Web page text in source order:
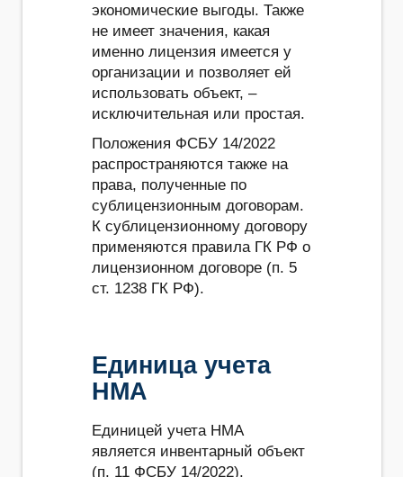
экономические выгоды. Также
не имеет значения, какая
именно лицензия имеется у
организации и позволяет ей
использовать объект, –
исключительная или простая.
Положения ФСБУ 14/2022
распространяются также на
права, полученные по
сублицензионным договорам.
К сублицензионному договору
применяются правила ГК РФ о
лицензионном договоре (п. 5
ст. 1238 ГК РФ).
Единица учета
НМА
Единицей учета НМА
является инвентарный объект
(п. 11 ФСБУ 14/2022).